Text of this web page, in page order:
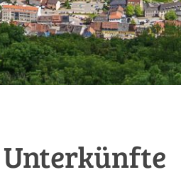
Unterkünfte